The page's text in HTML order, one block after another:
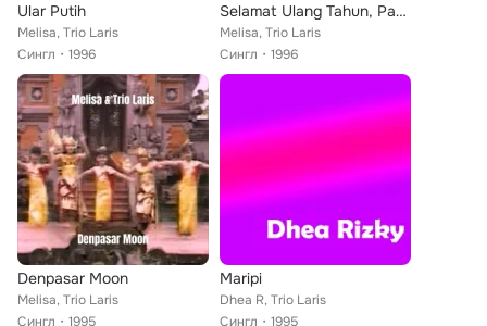
Ular Putih
Melisa, Trio Laris
Сингл
1996
Selamat Ulang Tahun, Panjang Umur
Melisa, Trio Laris
Сингл
1996
Denpasar Moon
Melisa, Trio Laris
Сингл
1995
Maripi
Dhea R, Trio Laris
Сингл
1995